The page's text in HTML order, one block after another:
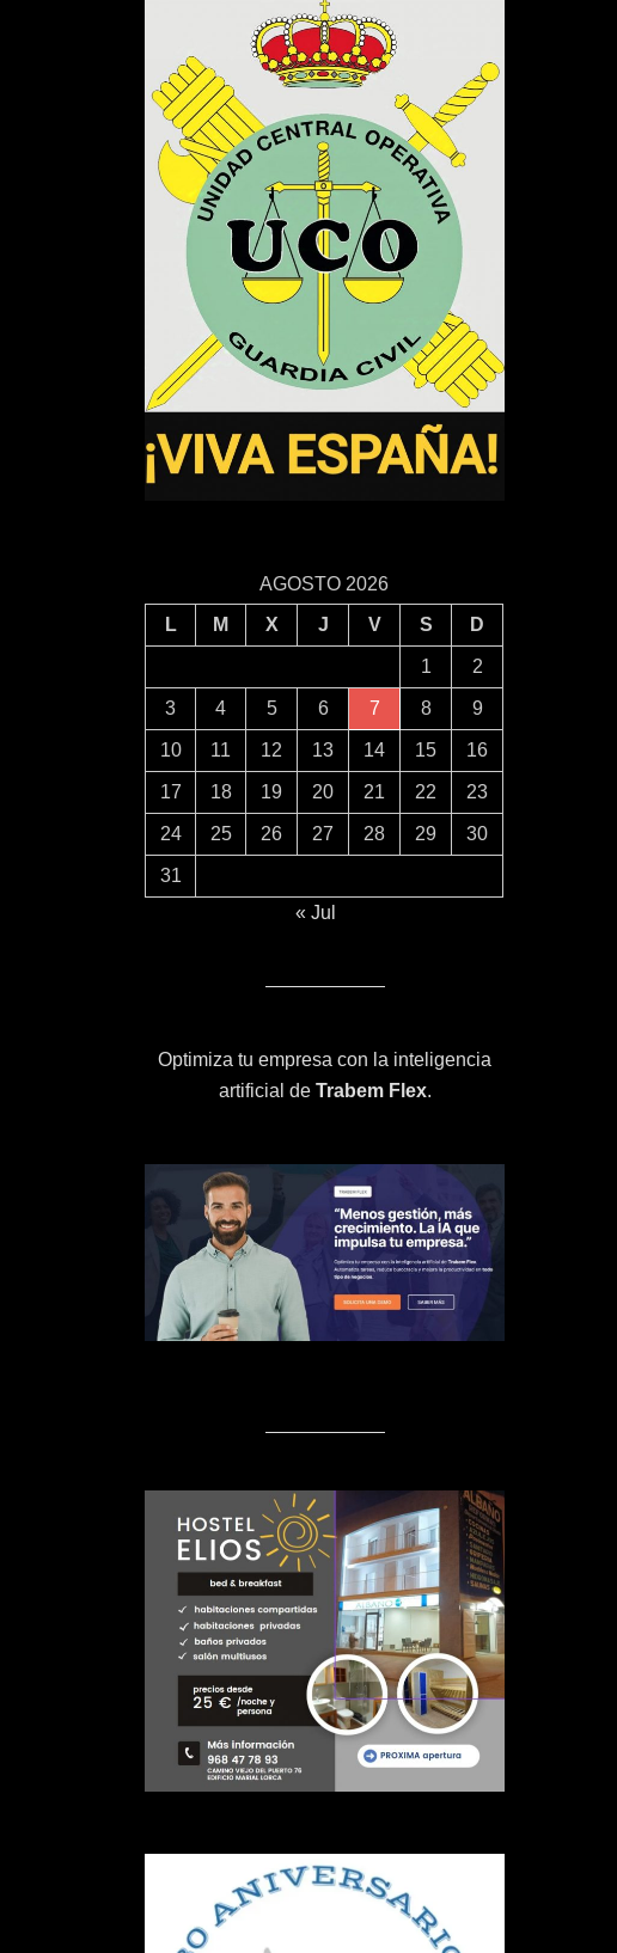
AGOSTO 2026
L
M X J V S D
1 2
3 4 5 6 7 8 9
10 11 12 13 14 15 16
17 18 19 20 21 22 23
24 25 26 27 28 29 30
31
« Jul
Optimiza tu empresa con la inteligencia
artificial de Trabem Flex.